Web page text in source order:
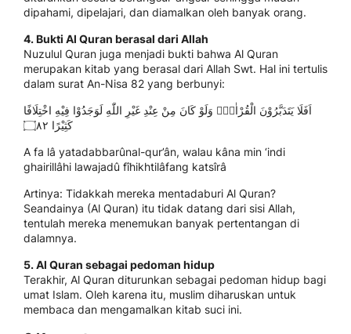
dipahami, dipelajari, dan diamalkan oleh banyak orang.
4. Bukti Al Quran berasal dari Allah
Nuzulul Quran juga menjadi bukti bahwa Al Quran
merupakan kitab yang berasal dari Allah Swt. Hal ini tertulis
dalam surat An-Nisa 82 yang berbunyi:
اَفَلَا يَتَدَبَّرُوْنَ الْقُرْاٰنَۗ وَلَوْ كَانَ مِنْ عِنْدِ غَيْرِ اللّٰهِ لَوَجَدُوْا فِيْهِ اخْتِلَافًا
كَثِيْرًا ۝٨٢
A fa lâ yatadabbarûnal-qur’ân, walau kâna min ‘indi
ghairillâhi lawajadû fîhikhtilâfang katsîrâ
Artinya: Tidakkah mereka mentadaburi Al Quran?
Seandainya (Al Quran) itu tidak datang dari sisi Allah,
tentulah mereka menemukan banyak pertentangan di
dalamnya.
5. Al Quran sebagai pedoman hidup
Terakhir, Al Quran diturunkan sebagai pedoman hidup bagi
umat Islam. Oleh karena itu, muslim diharuskan untuk
membaca dan mengamalkan kitab suci ini.